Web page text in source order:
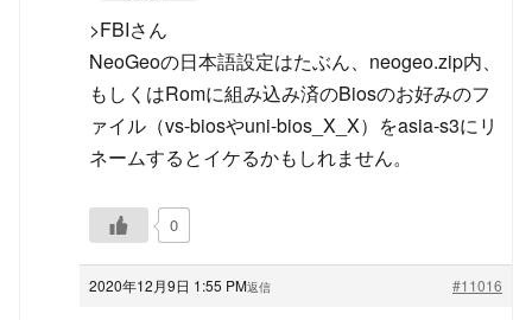
>FBIさん
NeoGeoの日本語設定はたぶん、neogeo.zip内、
もしくはRomに組み込み済のBiosのお好みのフ
ァイル（vs-biosやuni-bios_X_X）をasia-s3にリ
ネームするとイケるかもしれません。
0
2020年12月9日 1:55 PM #11016
返信